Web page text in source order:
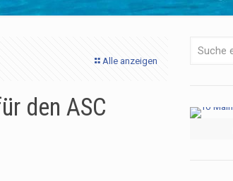
Alle anzeigen
den ASC